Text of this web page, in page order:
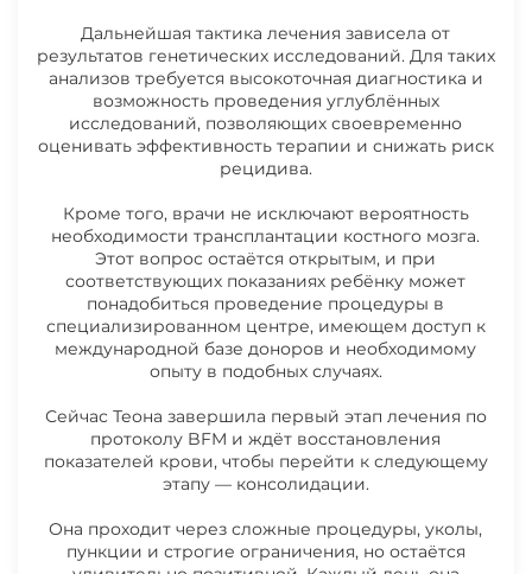
Дальнейшая тактика лечения зависела от
результатов генетических исследований. Для таких
анализов требуется высокоточная диагностика и
возможность проведения углублённых
исследований, позволяющих своевременно
оценивать эффективность терапии и снижать риск
рецидива.
Кроме того, врачи не исключают вероятность
необходимости трансплантации костного мозга.
Этот вопрос остаётся открытым, и при
соответствующих показаниях ребёнку может
понадобиться проведение процедуры в
специализированном центре, имеющем доступ к
международной базе доноров и необходимому
опыту в подобных случаях.
Сейчас Теона завершила первый этап лечения по
протоколу BFM и ждёт восстановления
показателей крови, чтобы перейти к следующему
этапу — консолидации.
Она проходит через сложные процедуры, уколы,
пункции и строгие ограничения, но остаётся